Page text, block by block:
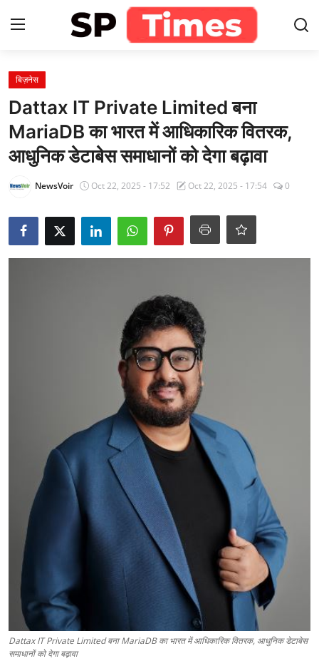
Contact
About
खेल
राजस्थान
English
बिज़नेस
Dattax IT Private Limited बना
MariaDB का भारत में आधिकारिक वितरक,
आधुनिक डेटाबेस समाधानों को देगा बढ़ावा
NewsVoir Oct 22, 2025 - 17:52 Oct 22, 2025 - 17:54 0
Dattax IT Private Limited बना MariaDB का भारत में आधिकारिक वितरक, आधुनिक डेटाबेस
समाधानों को देगा बढ़ावा